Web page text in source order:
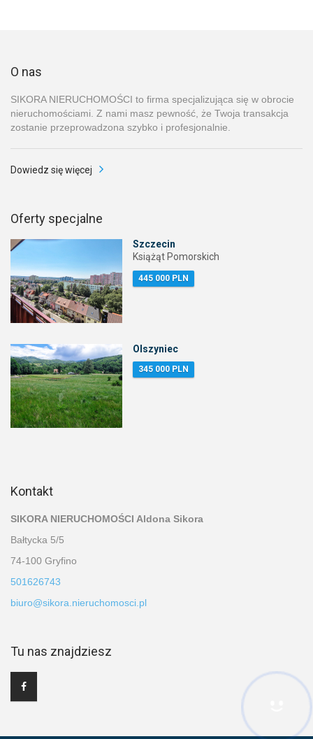
O nas
SIKORA NIERUCHOMOŚCI to firma specjalizująca się w obrocie
nieruchomościami. Z nami masz pewność, że Twoja transakcja
zostanie przeprowadzona szybko i profesjonalnie.
Dowiedz się więcej
Oferty specjalne
Szczecin
Książąt Pomorskich
445 000 PLN
Olszyniec
345 000 PLN
Kontakt
SIKORA NIERUCHOMOŚCI Aldona Sikora
Bałtycka 5/5
74-100 Gryfino
501626743
biuro@sikora.nieruchomosci.pl
Tu nas znajdziesz